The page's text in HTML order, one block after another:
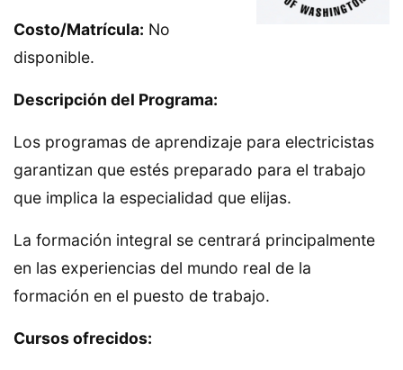
Costo/Matrícula: No
disponible.
Descripción del Programa:
Los programas de aprendizaje para electricistas
garantizan que estés preparado para el trabajo
que implica la especialidad que elijas.
La formación integral se centrará principalmente
en las experiencias del mundo real de la
formación en el puesto de trabajo.
Cursos ofrecidos: